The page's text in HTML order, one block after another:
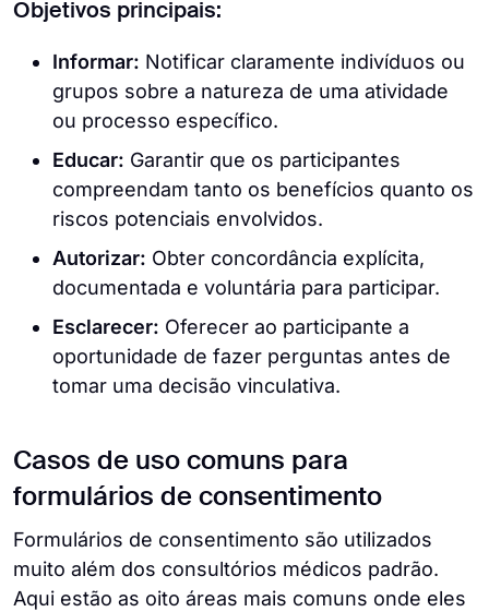
Objetivos principais:
Informar: Notificar claramente indivíduos ou
grupos sobre a natureza de uma atividade
ou processo específico.
Educar: Garantir que os participantes
compreendam tanto os benefícios quanto os
riscos potenciais envolvidos.
Autorizar: Obter concordância explícita,
documentada e voluntária para participar.
Esclarecer: Oferecer ao participante a
oportunidade de fazer perguntas antes de
tomar uma decisão vinculativa.
Casos de uso comuns para
formulários de consentimento
Formulários de consentimento são utilizados
muito além dos consultórios médicos padrão.
Aqui estão as oito áreas mais comuns onde eles